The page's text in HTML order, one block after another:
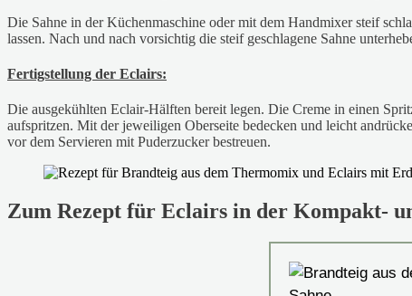
Die Sahne in der Küchenmaschine oder mit dem Handmixer steif
lassen. Nach und nach vorsichtig die steif geschlagene Sahne
Fertigstellung der Eclairs:
Die ausgekühlten Eclair-Hälften bereit legen. Die Creme in einen
aufspritzen. Mit der jeweiligen Oberseite bedecken und leicht
vor dem Servieren mit Puderzucker bestreuen.
Zum Rezept für Eclairs in der Kompakt-